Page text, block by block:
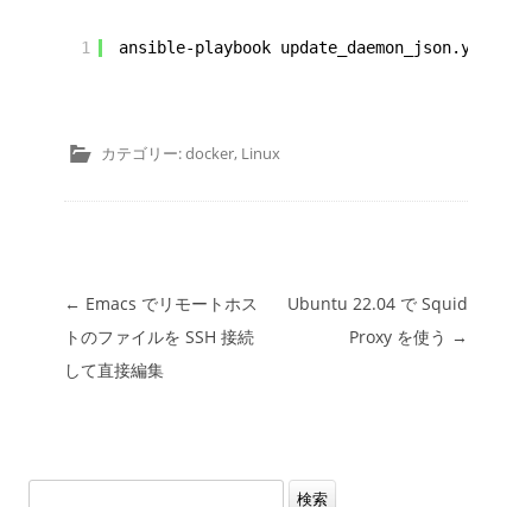
1 ansible-playbook update_daemon_json.yml
カテゴリー:docker, Linux
投稿ナビゲーション
← Emacs でリモートホス
トのファイルを SSH 接続
して直接編集
Ubuntu 22.04 で Squid
Proxy を使う →